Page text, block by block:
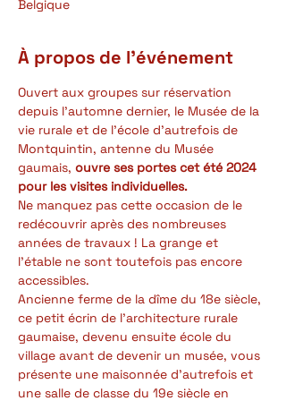
Belgique
À propos de l'événement
Ouvert aux groupes sur réservation
depuis l'automne dernier, le Musée de la
vie rurale et de l'école d'autrefois de
Montquintin, antenne du Musée
gaumais, ouvre ses portes cet été 2024
pour les visites individuelles.
Ne manquez pas cette occasion de le
redécouvrir après des nombreuses
années de travaux ! La grange et
l'étable ne sont toutefois pas encore
accessibles.
Ancienne ferme de la dîme du 18e siècle,
ce petit écrin de l'architecture rurale
gaumaise, devenu ensuite école du
village avant de devenir un musée, vous
présente une maisonnée d'autrefois et
une salle de classe du 19e siècle en